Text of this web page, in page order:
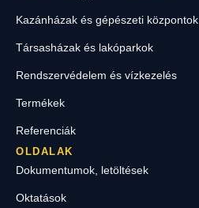
Kazánházak és gépészeti központok
Társasházak és lakóparkok
Rendszervédelem és vízkezelés
Termékek
Referenciák
OLDALAK
Dokumentumok, letöltések
Oktatások